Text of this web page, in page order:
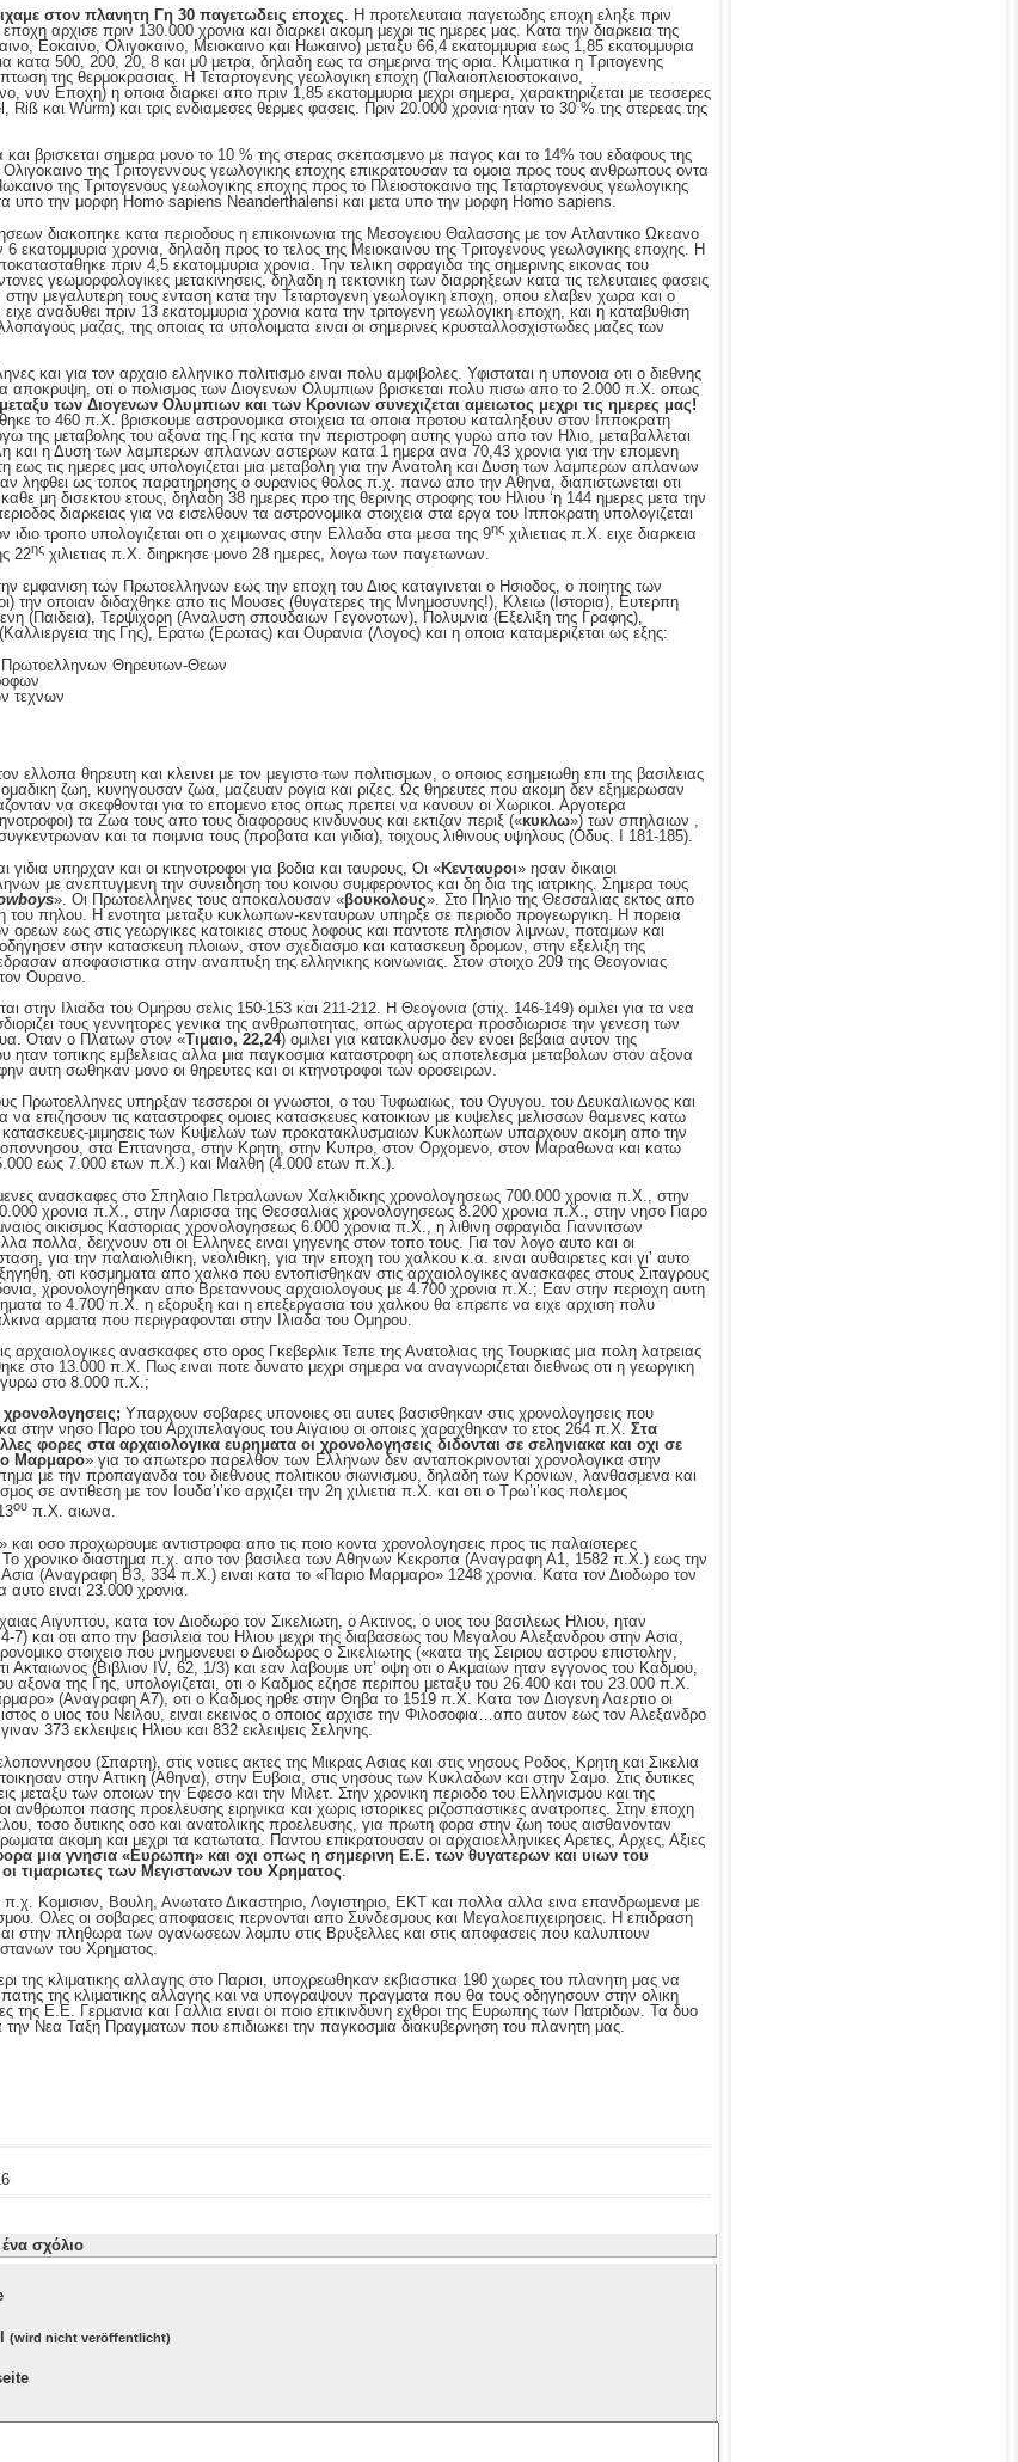
στον πλανητη Γη 30 παγετωδεις εποχες. Η προτελευταια παγετωδης εποχη εληξε πριν
αρχισε πριν 130.000 χρονια και διαρκει ακομη μεχρι τις ημερες μας. Κατα την διαρκεια της
Εοκαινο, Ολιγοκαινο, Μειοκαινο και Ηωκαινο) μεταξυ 66,4 εκατομμυρια εως 1,85 εκατομμυρια
κατα 500, 200, 20, 8 και μ0 μετρα, δηλαδη εως τα σημερινα της ορια. Κλιματικα η Τριτογενης
της θερμοκρασιας. Η Τεταρτογενης γεωλογικη εποχη (Παλαιοπλειοστοκαινο,
νυν Εποχη) η οποια διαρκει απο πριν 1,85 εκατομμυρια μεχρι σημερα, χαρακτηριζεται με τεσσερες
και Wurm) και τρις ενδιαμεσες θερμες φασεις. Πριν 20.000 χρονια ηταν το 30 % της στερεας της
βρισκεται σημερα μονο το 10 % της στερας σκεπασμενο με παγος και το 14% του εδαφους της
της Τριτογεννους γεωλογικης εποχης επικρατουσαν τα ομοια προς τους ανθρωπους οντα
της Τριτογενους γεωλογικης εποχης προς το Πλειοστοκαινο της Τεταρτογενους γεωλογικης
υπο την μορφη Homo sapiens Neanderthalensi και μετα υπο την μορφη Homo sapiens.
διακοπηκε κατα περιοδους η επικοινωνια της Μεσογειου Θαλασσης με τον Ατλαντικο Ωκεανο
χρονια, δηλαδη προς το τελος της Μειοκαινου της Τριτογενους γεωλογικης εποχης. Η
πριν 4,5 εκατομμυρια χρονια. Την τελικη σφραγιδα της σημερινης εικονας του
γεωμορφολογικες μετακινησεις, δηλαδη η τεκτονικη των διαρρηξεων κατα τις τελευταιες φασεις
μεγαλυτερη τους ενταση κατα την Τεταρτογενη γεωλογικη εποχη, οπου ελαβεν χωρα και ο
ειχε αναδυθει πριν 13 εκατομμυρια χρονια κατα την τριτογενη γεωλογικη εποχη, και η καταβυθιση
μαζας, της οποιας τα υπολοιματα ειναι οι σημερινες κρυσταλλοσχιστωδες μαζες των
και για τον αρχαιο ελληνικο πολιτισμο ειναι πολυ αμφιβολες. Υφισταται η υπονοια οτι ο διεθνης
να αποκρυψη, οτι ο πολισμος των Διογενων Ολυμπιων βρισκεται πολυ πισω απο το 2.000 π.Χ. οπως
των Διογενων Ολυμπιων και των Κρονιων συνεχιζεται αμειωτος μεχρι τις ημερες μας!
το 460 π.Χ. βρισκουμε αστρονομικα στοιχεια τα οποια προτου καταληξουν στον Ιπποκρατη
της μεταβολης του αξονα της Γης κατα την περιστροφη αυτης γυρω απο τον Ηλιο, μεταβαλλεται
και η Δυση των λαμπερων απλανων αστερων κατα 1 ημερα ανα 70,43 χρονια για την επομενη
εως τις ημερες μας υπολογιζεται μια μεταβολη για την Ανατολη και Δυση των λαμπερων απλανων
ληφθει ως τοπος παρατηρησης ο ουρανιος θολος π.χ. πανω απο την Αθηνα, διαπιστωνεται οτι
μη δισεκτου ετους, δηλαδη 38 ημερες προ της θερινης στροφης του Ηλιου ‘η 144 ημερες μετα την
διαρκειας για να εισελθουν τα αστρονομικα στοιχεια στα εργα του Ιπποκρατη υπολογιζεται
τροπο υπολογιζεται οτι ο χειμωνας στην Ελλαδα στα μεσα της 9ης χιλιετιας π.Χ. ειχε διαρκεια
22ης χιλιετιας π.Χ. διηρκησε μονο 28 ημερες, λογω των παγετωνων.
εμφανιση των Πρωτοελληνων εως την εποχη του Διος καταγινεται ο Ησιοδος, ο ποιητης των
την οποιαν διδαχθηκε απο τις Μουσες (θυγατερες της Μνημοσυνης!), Κλειω (Ιστορια), Ευτερπη
(Παιδεια), Τερψιχορη (Αναλυση σπουδαιων Γεγονοτων), Πολυμνια (Εξελιξη της Γραφης),
της Γης), Ερατω (Ερωτας) και Ουρανια (Λογος) και η οποια καταμεριζεται ως εξης:
Θηρευτων-Θεων
τεχνων
ελλοπα θηρευτη και κλεινει με τον μεγιστο των πολιτισμων, ο οποιος εσημειωθη επι της βασιλειας
ζωη, κυνηγουσαν ζωα, μαζευαν ρογια και ριζες. Ως θηρευτες που ακομη δεν εξημερωσαν
να σκεφθονται για το επομενο ετος οπως πρεπει να κανουν οι Χωρικοι. Αργοτερα
τα Ζωα τους απο τους διαφορους κινδυνους και εκτιζαν περιξ («κυκλω») των σπηλαιων ,
και τα ποιμνια τους (προβατα και γιδια), τοιχους λιθινους υψηλους (Οδυς. Ι 181-185).
υπηρχαν και οι κτηνοτροφοι για βοδια και ταυρους, Οι «Κενταυροι» ησαν δικαιοι
με ανεπτυγμενη την συνειδηση του κοινου συμφεροντος και δη δια της ιατρικης. Σημερα τους
». Οι Πρωτοελληνες τους αποκαλουσαν «βουκολους». Στο Πηλιο της Θεσσαλιας εκτος απο
του πηλου. Η ενοτητα μεταξυ κυκλωπων-κενταυρων υπηρξε σε περιοδο προγεωργικη. Η πορεια
εως στις γεωργικες κατοικιες στους λοφους και παντοτε πλησιον λιμνων, ποταμων και
στην κατασκευη πλοιων, στον σχεδιασμο και κατασκευη δρομων, στην εξελιξη της
αποφασιστικα στην αναπτυξη της ελληνικης κοινωνιας. Στον στοιχο 209 της Θεογονιας
Ουρανο.
στην Ιλιαδα του Ομηρου σελις 150-153 και 211-212. Η Θεογονια (στιχ. 146-149) ομιλει για τα νεα
τους γεννητορες γενικα της ανθρωποτητας, οπως αργοτερα προσδιωρισε την γενεση των
Οταν ο Πλατων στον «Τιμαιο, 22,24) ομιλει για κατακλυσμο δεν ενοει βεβαια αυτον της
ηταν τοπικης εμβελειας αλλα μια παγκοσμια καταστροφη ως αποτελεσμα μεταβολων στον αξονα
αυτη σωθηκαν μονο οι θηρευτες και οι κτηνοτροφοι των οροσειρων.
Πρωτοελληνες υπηρξαν τεσσεροι οι γνωστοι, ο του Τυφωαιως, του Ογυγου. του Δευκαλιωνος και
να επιζησουν τις καταστροφες ομοιες κατασκευες κατοικιων με κυψελες μελισσων θαμενες κατω
μιμησεις των Κυψελων των προκατακλυσμαιων Κυκλωπων υπαρχουν ακομη απο την
στα Επτανησα, στην Κρητη, στην Κυπρο, στον Ορχομενο, στον Μαραθωνα και κατω
(5.000 εως 7.000 ετων π.Χ.) και Μαλθη (4.000 ετων π.Χ.).
ανασκαφες στο Σπηλαιο Πετραλωνων Χαλκιδικης χρονολογησεως 700.000 χρονια π.Χ., στην
χρονια π.Χ., στην Λαρισσα της Θεσσαλιας χρονολογησεως 8.200 χρονια π.Χ., στην νησο Γιαρο
οικισμος Καστοριας χρονολογησεως 6.000 χρονια π.Χ., η λιθινη σφραγιδα Γιαννιτσων
πολλα, δειχνουν οτι οι Ελληνες ειναι γηγενης στον τοπο τους. Για τον λογο αυτο και οι
για την παλαιολιθικη, νεολιθικη, για την εποχη του χαλκου κ.α. ειναι αυθαιρετες και γι’ αυτο
οτι κοσμηματα απο χαλκο που εντοπισθηκαν στις αρχαιολογικες ανασκαφες στους Σιταγρους
χρονολογηθηκαν απο Βρεταννους αρχαιολογους με 4.700 χρονια π.Χ.; Εαν στην περιοχη αυτη
το 4.700 π.Χ. η εξορυξη και η επεξεργασια του χαλκου θα επρεπε να ειχε αρχιση πολυ
αρματα που περιγραφονται στην Ιλιαδα του Ομηρου.
αρχαιολογικες ανασκαφες στο ορος Γκεβερλικ Τεπε της Ανατολιας της Τουρκιας μια πολη λατρειας
στο 13.000 π.Χ. Πως ειναι ποτε δυνατο μεχρι σημερα να αναγνωριζεται διεθνως οτι η γεωργικη
στο 8.000 π.Χ.;
χρονολογησεις; Υπαρχουν σοβαρες υπονοιες οτι αυτες βασισθηκαν στις χρονολογησεις που
στην νησο Παρο του Αρχιπελαγους του Αιγαιου οι οποιες χαραχθηκαν το ετος 264 π.Χ. Στα
φορες στα αρχαιολογικα ευρηματα οι χρονολογησεις διδονται σε σεληνιακα και οχι σε
Μαρμαρο» για το απωτερο παρελθον των Ελληνων δεν ανταποκρινονται χρονολογικα στην
με την προπαγανδα του διεθνους πολιτικου σιωνισμου, δηλαδη των Κρονιων, λανθασμενα και
σε αντιθεση με τον Ιουδα’ι’κο αρχιζει την 2η χιλιετια π.Χ. και οτι ο Τρω’ι’κος πολεμος
ου π.Χ. αιωνα.
» και οσο προχωρουμε αντιστροφα απο τις ποιο κοντα χρονολογησεις προς τις παλαιοτερες
Το χρονικο διαστημα π.χ. απο τον βασιλεα των Αθηνων Κεκροπα (Αναγραφη Α1, 1582 π.Χ.) εως την
(Αναγραφη Β3, 334 π.Χ.) ειναι κατα το «Παριο Μαρμαρο» 1248 χρονια. Κατα τον Διοδωρο τον
ειναι 23.000 χρονια.
Αιγυπτου, κατα τον Διοδωρο τον Σικελιωτη, ο Ακτινος, ο υιος του βασιλεως Ηλιου, ηταν
και οτι απο την βασιλεια του Ηλιου μεχρι της διαβασεως του Μεγαλου Αλεξανδρου στην Ασια,
στοιχειο που μνημονευει ο Διοδωρος ο Σικελιωτης («κατα της Σειριου αστρου επιστολην,
Ακταιωνος (Βιβλιον IV, 62, 1/3) και εαν λαβουμε υπ’ οψη οτι ο Ακμαιων ηταν εγγονος του Καδμου,
αξονα της Γης, υπολογιζεται, οτι ο Καδμος εζησε περιπου μεταξυ του 26.400 και του 23.000 π.Χ.
(Αναγραφη Α7), οτι ο Καδμος ηρθε στην Θηβα το 1519 π.Χ. Κατα τον Διογενη Λαερτιο οι
ο υιος του Νειλου, ειναι εκεινος ο οποιος αρχισε την Φιλοσοφια…απο αυτον εως τον Αλεξανδρο
373 εκλειψεις Ηλιου και 832 εκλειψεις Σεληνης.
(Σπαρτη), στις νοτιες ακτες της Μικρας Ασιας και στις νησους Ροδος, Κρητη και Σικελια
στην Αττικη (Αθηνα), στην Ευβοια, στις νησους των Κυκλαδων και στην Σαμο. Στις δυτικες
μεταξυ των οποιων την Εφεσο και την Μιλετ. Στην χρονικη περιοδο του Ελληνισμου και της
πασης προελευσης ειρηνικα και χωρις ιστορικες ριζοσπαστικες ανατροπες. Στην εποχη
τοσο δυτικης οσο και ανατολικης προελευσης, για πρωτη φορα στην ζωη τους αισθανονταν
ακομη και μεχρι τα κατωτατα. Παντου επικρατουσαν οι αρχαιοελληνικες Αρετες, Αρχες, Αξιες
μια γνησια «Ευρωπη» και οχι οπως η σημερινη Ε.Ε. των θυγατερων και υιων του
τιμαριωτες των Μεγιστανων του Χρηματος.
Κομισιον, Βουλη, Ανωτατο Δικαστηριο, Λογιστηριο, ΕΚΤ και πολλα αλλα εινα επανδρωμενα με
Ολες οι σοβαρες αποφασεις περνονται απο Συνδεσμους και Μεγαλοεπιχειρησεις. Η επιδραση
στην πληθωρα των ογανωσεων λομπυ στις Βρυξελλες και στις αποφασεις που καλυπτουν
του Χρηματος.
της κλιματικης αλλαγης στο Παρισι, υποχρεωθηκαν εκβιαστικα 190 χωρες του πλανητη μας να
της κλιματικης αλλαγης και να υπογραψουν πραγματα που θα τους οδηγησουν στην ολικη
της Ε.Ε. Γερμανια και Γαλλια ειναι οι ποιο επικινδυνη εχθροι της Ευρωπης των Πατριδων. Τα δυο
την Νεα Ταξη Πραγματων που επιδιωκει την παγκοσμια διακυβερνηση του πλανητη μας.
σχόλιο
(wird nicht veröffentlicht)